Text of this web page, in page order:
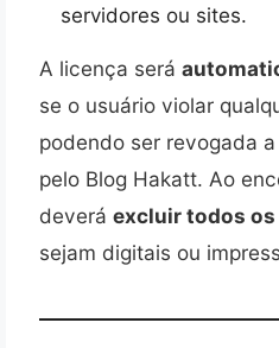
servidores ou sites.
A licença será
se o usuário violar
podendo ser revogada
pelo Blog Hakatt. Ao
deverá excluir todos
sejam digitais ou